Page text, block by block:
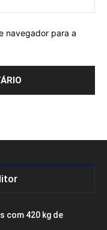
navegador para a
com 420 kg de